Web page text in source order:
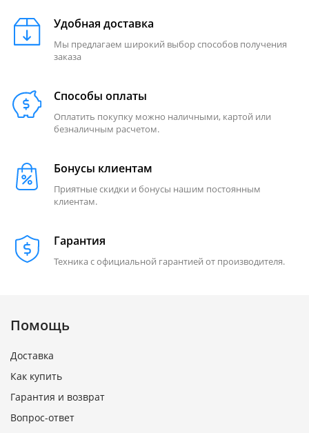
Удобная доставка
Мы предлагаем широкий выбор способов получения
заказа
Способы оплаты
Оплатить покупку можно наличными, картой или
безналичным расчетом.
Бонусы клиентам
Приятные скидки и бонусы нашим постоянным
клиентам.
Гарантия
Техника с официальной гарантией от производителя.
Помощь
Доставка
Как купить
Гарантия и возврат
Вопрос-ответ